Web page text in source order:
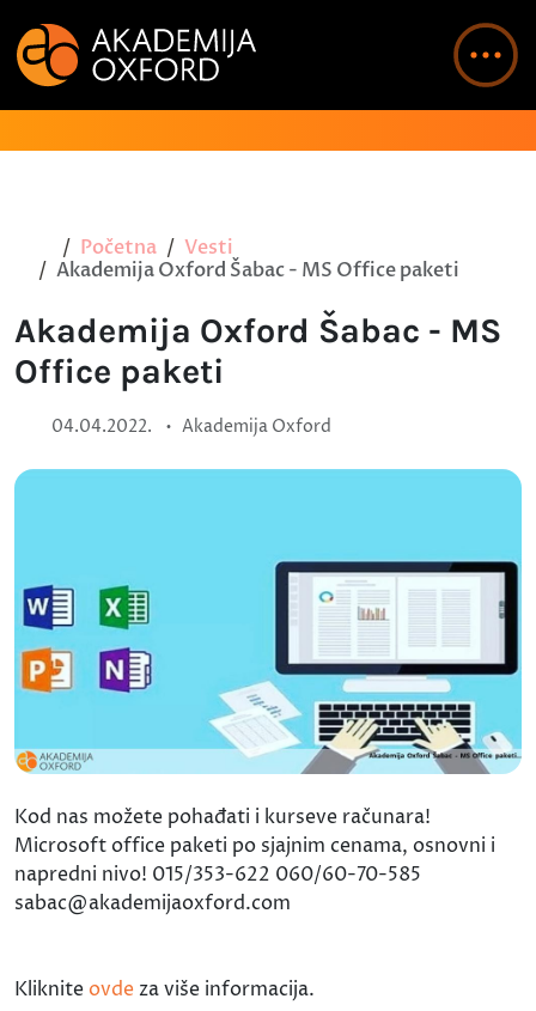
Početna
Vesti
Akademija Oxford Šabac - MS Office paketi
Akademija Oxford Šabac - MS
Office paketi
04.04.2022. • Akademija Oxford
Kod nas možete pohađati i kurseve računara!
Microsoft office paketi po sjajnim cenama, osnovni i
napredni nivo! 015/353-622 060/60-70-585
sabac@akademijaoxford.com
Kliknite ovde za više informacija.